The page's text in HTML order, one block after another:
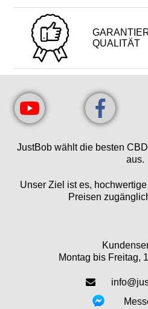
QUALITÄT
JustBob wählt die besten
aus.
Unser Ziel ist es,
Preisen
Montag bis Freitag,